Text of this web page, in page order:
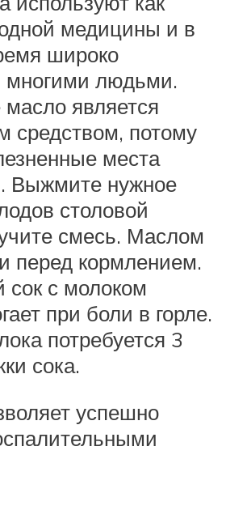
медицины и в
широко
многими людьми.
является
потому
места
Выжмите нужное
столовой
смесь. Маслом
перед кормлением.
с молоком
при боли в горле.
потребуется 3
сока.
успешно